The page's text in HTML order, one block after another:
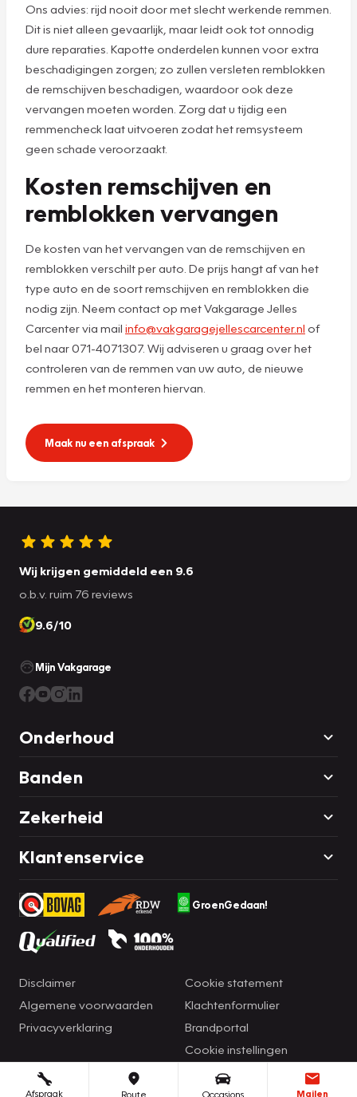
Ons advies: rijd nooit door met slecht werkende remmen.
Dit is niet alleen gevaarlijk, maar leidt ook tot onnodig
dure reparaties. Kapotte onderdelen kunnen voor extra
beschadigingen zorgen; zo zullen versleten remblokken
de remschijven beschadigen, waardoor ook deze
vervangen moeten worden. Zorg dat u tijdig een
remmencheck laat uitvoeren zodat het remsysteem
geen schade veroorzaakt.
Kosten remschijven en
remblokken vervangen
De kosten van het vervangen van de remschijven en
remblokken verschilt per auto. De prijs hangt af van het
type auto en de soort remschijven en remblokken die
nodig zijn. Neem contact op met Vakgarage Jelles
Carcenter via mail info@vakgaragejellescarcenter.nl of
bel naar 071-4071307. Wij adviseren u graag over het
controleren van de remmen van uw auto, de nieuwe
remmen en het monteren hiervan.
Maak nu een afspraak
Afspraak Route Occasions Mailen
Wij krijgen gemiddeld een 9.6
o.b.v. ruim 76 reviews
9.6/10
Mijn Vakgarage
Onderhoud
Banden
Zekerheid
Klantenservice
GroenGedaan!
Disclaimer
Algemene voorwaarden
Privacyverklaring
Cookie statement
Klachtenformulier
Brandportal
Cookie instellingen